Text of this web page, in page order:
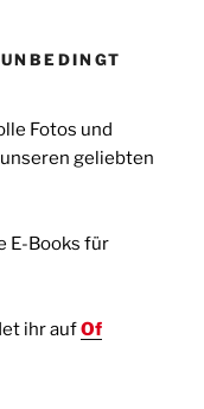
Fotos und
geliebten
E-Books für
ihr aufOf